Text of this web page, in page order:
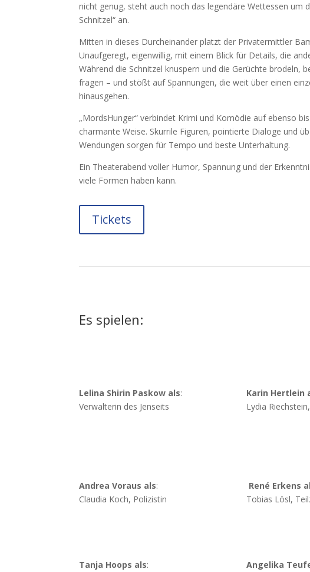
nicht genug, steht auch noch das legendäre Wettessen um
Schnitzel“ an.
Mitten in dieses Durcheinander platzt der Privatermittler
Unaufgeregt, eigenwillig, mit einem Blick für Details, die
Während die Schnitzel knuspern und die Gerüchte brodeln,
fragen – und stößt auf Spannungen, die weit über einen
hinausgehen.
„MordsHunger“ verbindet Krimi und Komödie auf ebenso
charmante Weise. Skurrile Figuren, pointierte Dialoge und
Wendungen sorgen für Tempo und beste Unterhaltung.
Ein Theaterabend voller Humor, Spannung und der
viele Formen haben kann.
Tickets
Es spielen:
Lelina Shirin Paskow als:
Verwalterin des Jenseits
Karin Hertlein
Lydia
Andrea Voraus als:
Claudia Koch, Polizistin
René Erkens
Tobias Lösl,
Tanja Hoops als:
Angelika